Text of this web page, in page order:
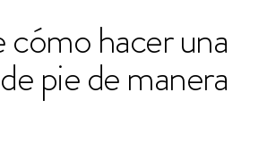
hacer una
pie de manera